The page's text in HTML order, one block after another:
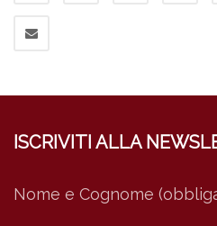
ISCRIVITI ALLA
Nome e Cognome